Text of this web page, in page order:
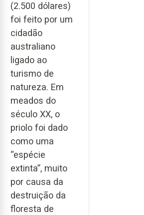
(2.500 dólares)
foi feito por um
cidadão
australiano
ligado ao
turismo de
natureza. Em
meados do
século XX, o
priolo foi dado
como uma
“espécie
extinta”, muito
por causa da
destruição da
floresta de